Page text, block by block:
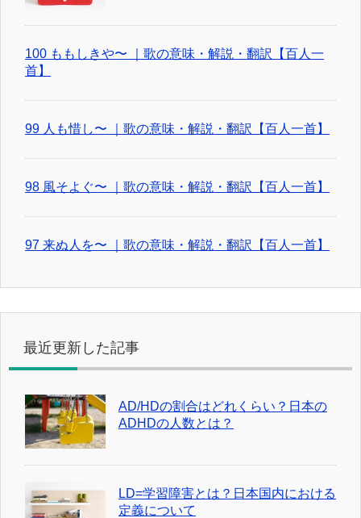
100 ももしきや〜 ｜歌の意味・解説・翻訳【百人一
首】
99 人も惜し〜 ｜歌の意味・解説・翻訳【百人一首】
98 風そよぐ〜 ｜歌の意味・解説・翻訳【百人一首】
97 来ぬ人を〜 ｜歌の意味・解説・翻訳【百人一首】
最近更新した記事
AD/HDの割合はどれくらい？日本の
ADHDの人数とは？
LD=学習障害とは？日本国内における
定義について